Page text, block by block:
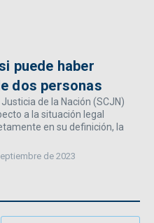
puede haber
dos personas
de la Nación (SCJN)
a la situación legal
en su definición, la
de 2023